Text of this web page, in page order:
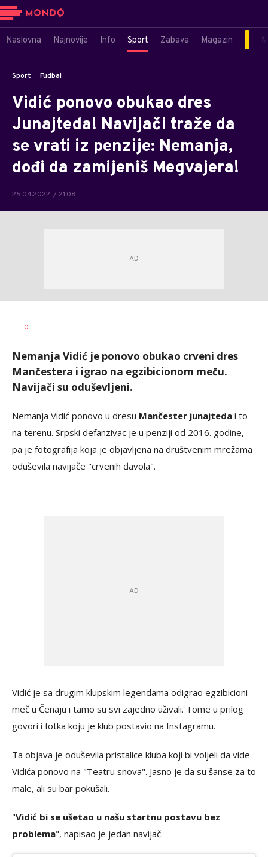
Naslovna Najnovije Info Sport Zabava Magazin
Sport Fudbal
Vidić ponovo obukao dres
Junajteda! Navijači traže da
se vrati iz penzije: Nemanja,
dođi da zamijeniš Megvajera!
25.04.2022. / 21:08
AUTOR
0
Nemanja Vidić je ponovo obukao crveni dres
Mančestera i igrao na egzibicionom meču.
Navijači su oduševljeni.
Nemanja Vidić ponovo u dresu Mančester junajteda i to
na terenu. Srpski defanzivac je u penziji od 2016. godine,
pa je fotografija koja je objavljena na društvenim mrežama
oduševila navijače "crvenih đavola".
Vidić je sa drugim klupskim legendama odigrao egzibicioni
meč u Čenaju i tamo su svi zajedno uživali. Tome u prilog
govori i fotka koju je klub postavio na Instagramu.
Ta objava je oduševila pristalice kluba koji bi voljeli da vide
Vidića ponovo na "Teatru snova". Jasno je da su šanse za to
male, ali su bar pokušali.
"Vidić bi se ušetao u našu startnu postavu bez
problema", napisao je jedan navijač.